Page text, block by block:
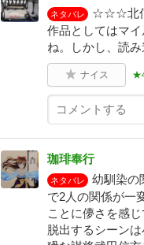
ネタバレ
☆☆☆北信
作品としてはマ
ね。しかし、読
ナイス
珈琲奉行
ネタバレ
幼馴染の
で2人の関係が一
ことに儚さを感
脱出するシーン